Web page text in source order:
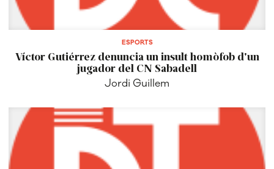
ESPORTS
Víctor Gutiérrez denuncia un insult homòfob d'un
jugador del CN Sabadell
Jordi Guillem